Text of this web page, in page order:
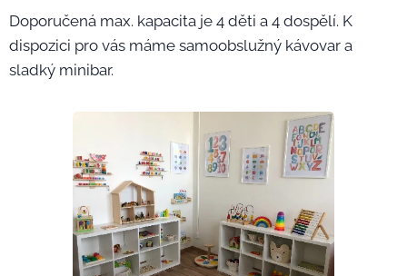
Doporučená max. kapacita je 4 děti a 4 dospělí. K
dispozici pro vás máme samoobslužný kávovar a
sladký minibar.